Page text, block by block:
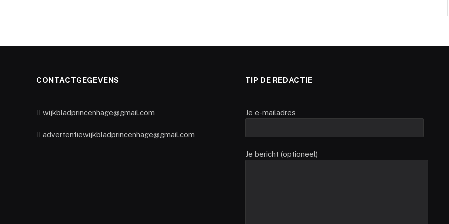
CONTACTGEGEVENS
wijkbladprincenhage@gmail.com
advertentiewijkbladprincenhage@gmail.com
TIP DE REDACTIE
Je e-mailadres
Je bericht (optioneel)